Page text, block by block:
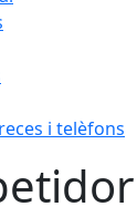
i telèfons